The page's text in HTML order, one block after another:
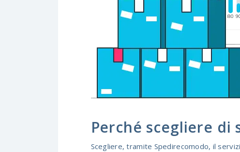
Perché scegliere di
Scegliere, tramite Spedirecomodo, il